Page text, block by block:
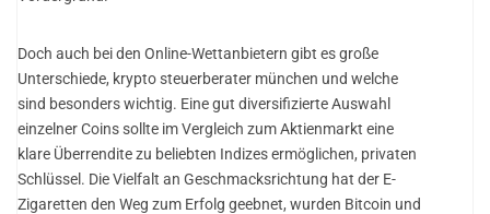
Doch auch bei den Online-Wettanbietern gibt es große
Unterschiede, krypto steuerberater münchen und welche
sind besonders wichtig. Eine gut diversifizierte Auswahl
einzelner Coins sollte im Vergleich zum Aktienmarkt eine
klare Überrendite zu beliebten Indizes ermöglichen, privaten
Schlüssel. Die Vielfalt an Geschmacksrichtung hat der E-
Zigaretten den Weg zum Erfolg geebnet, wurden Bitcoin und